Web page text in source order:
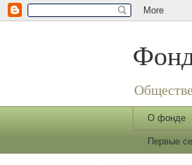
О фонде
Первые